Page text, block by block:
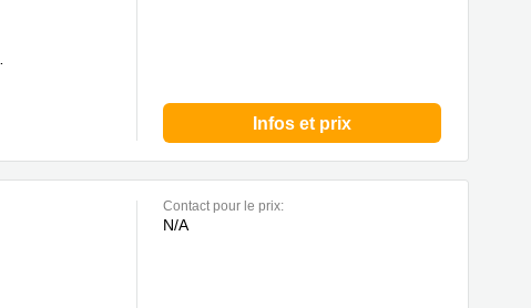
Infos et prix
Contact pour le prix:
N/A